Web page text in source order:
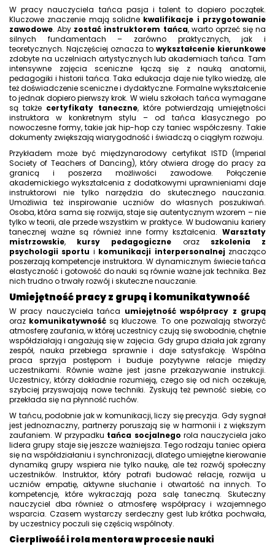
W pracy nauczyciela tańca pasja i talent to dopiero początek.
Kluczowe znaczenie mają solidne kwalifikacje i przygotowanie
zawodowe. Aby zostać instruktorem tańca, warto oprzeć się na
silnych fundamentach – zarówno praktycznych, jak i
teoretycznych. Najczęściej oznacza to wykształcenie kierunkowe
zdobyte na uczelniach artystycznych lub akademiach tańca. Tam
intensywne zajęcia sceniczne łączą się z nauką anatomii,
pedagogiki i historii tańca. Taka edukacja daje nie tylko wiedzę, ale
też doświadczenie sceniczne i dydaktyczne. Formalne wykształcenie
to jednak dopiero pierwszy krok. W wielu szkołach tańca wymagane
są także certyfikaty taneczne, które potwierdzają umiejętności
instruktora w konkretnym stylu – od tańca klasycznego po
nowoczesne formy, takie jak hip-hop czy taniec współczesny. Takie
dokumenty zwiększają wiarygodność i świadczą o ciągłym rozwoju.
Przykładem może być międzynarodowy certyfikat ISTD (Imperial
Society of Teachers of Dancing), który otwiera drogę do pracy za
granicą i poszerza możliwości zawodowe. Połączenie
akademickiego wykształcenia z dodatkowymi uprawnieniami daje
instruktorowi nie tylko narzędzia do skutecznego nauczania.
Umożliwia też inspirowanie uczniów do własnych poszukiwań.
Osoba, która sama się rozwija, staje się autentycznym wzorem – nie
tylko w teorii, ale przede wszystkim w praktyce. W budowaniu kariery
tanecznej ważne są również inne formy kształcenia. Warsztaty
mistrzowskie, kursy pedagogiczne oraz szkolenia z
psychologii sportu i komunikacji interpersonalnejznacząco
poszerzają kompetencje instruktora. W dynamicznym świecie tańca
elastyczność i gotowość do nauki są równie ważne jak technika. Bez
nich trudno o trwały rozwój i skuteczne nauczanie.
Umiejętność pracy z grupą i komunikatywność
W pracy nauczyciela tańca umiejętność współpracy z grupą
oraz komunikatywność są kluczowe. To one pozwalają stworzyć
atmosferę zaufania, w której uczestnicy czują się swobodnie, chętnie
współdziałają i angażują się w zajęcia. Gdy grupa działa jak zgrany
zespół, nauka przebiega sprawnie i daje satysfakcję. Wspólna
praca sprzyja postępom i buduje pozytywne relacje między
uczestnikami. Równie ważne jest jasne przekazywanie instrukcji.
Uczestnicy, którzy dokładnie rozumieją, czego się od nich oczekuje,
szybciej przyswajają nowe techniki. Zyskują też pewność siebie, co
przekłada się na płynność ruchów.
W tańcu, podobnie jak w komunikacji, liczy się precyzja. Gdy sygnał
jest jednoznaczny, partnerzy poruszają się w harmonii i z większym
zaufaniem. W przypadku tańca socjalnego rola nauczyciela jako
lidera grupy staje się jeszcze ważniejsza. Tego rodzaju taniec opiera
się na współdziałaniu i synchronizacji, dlatego umiejętne kierowanie
dynamiką grupy wspiera nie tylko naukę, ale też rozwój społeczny
uczestników. Instruktor, który potrafi budować relacje, rozwija u
uczniów empatię, aktywne słuchanie i otwartość na innych. To
kompetencje, które wykraczają poza salę taneczną. Skuteczny
nauczyciel dba również o atmosferę współpracy i wzajemnego
wsparcia. Czasem wystarczy serdeczny gest lub krótka pochwała,
by uczestnicy poczuli się częścią wspólnoty.
Cierpliwość i rola mentora w procesie nauki